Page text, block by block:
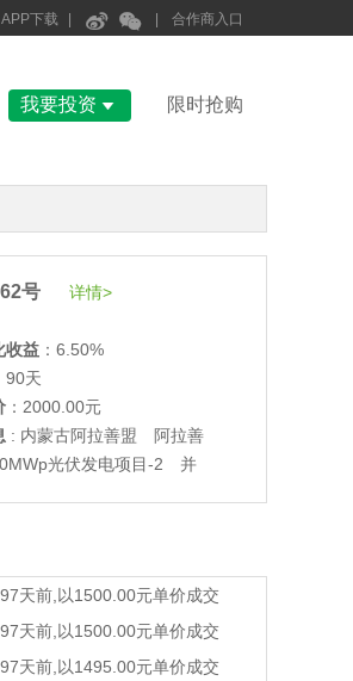
APP下载   合作商入口
我要投资  限时抢购
号 详情>
收益 ：6.50%
90天
：2000.00元
: 内蒙古阿拉善盟 阿拉善
光伏发电项目-2 并
天前,以1995.00元单价成交
天前,以1200.00元单价成交
天前,以1500.00元单价成交
天前,以1500.00元单价成交
天前,以1495.00元单价成交